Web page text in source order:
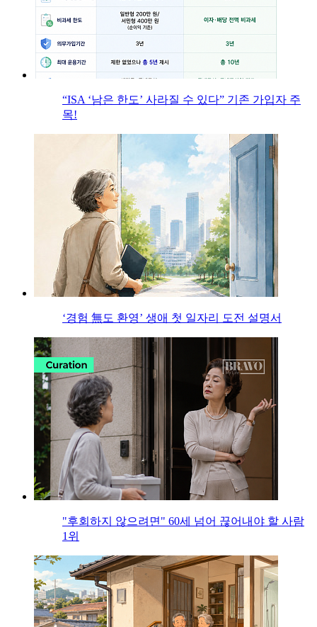
“ISA ‘남은 한도’ 사라질 수 있다” 기존 가입자 주
목!
‘경험 無도 환영’ 생애 첫 일자리 도전 설명서
"후회하지 않으려면" 60세 넘어 끊어내야 할 사람
1위